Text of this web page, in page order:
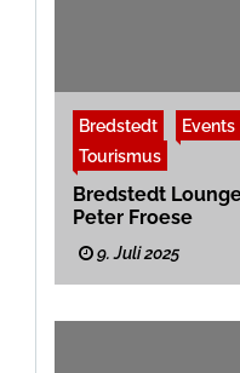
Bredstedt Events
Tourismus
Bredstedt
Peter Froese
9. Juli 2025